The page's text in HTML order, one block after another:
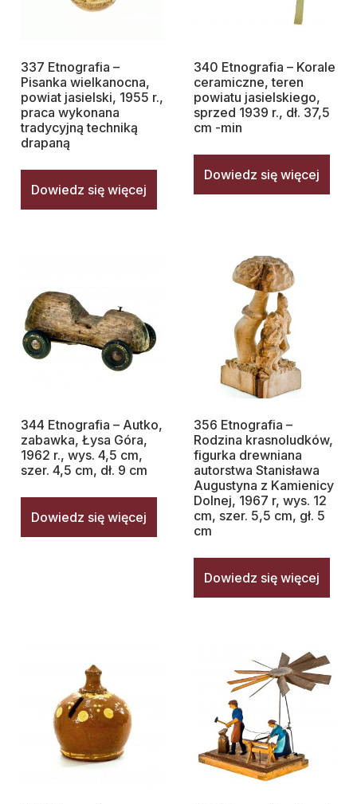
337 Etnografia –
Pisanka wielkanocna,
powiat jasielski, 1955 r.,
praca wykonana
tradycyjną techniką
drapaną
Dowiedz się więcej
340 Etnografia – Korale
ceramiczne, teren
powiatu jasielskiego,
sprzed 1939 r., dł. 37,5
cm -min
Dowiedz się więcej
344 Etnografia – Autko,
zabawka, Łysa Góra,
1962 r., wys. 4,5 cm,
szer. 4,5 cm, dł. 9 cm
Dowiedz się więcej
356 Etnografia –
Rodzina krasnoludków,
figurka drewniana
autorstwa Stanisława
Augustyna z Kamienicy
Dolnej, 1967 r, wys. 12
cm, szer. 5,5 cm, gł. 5
cm
Dowiedz się więcej